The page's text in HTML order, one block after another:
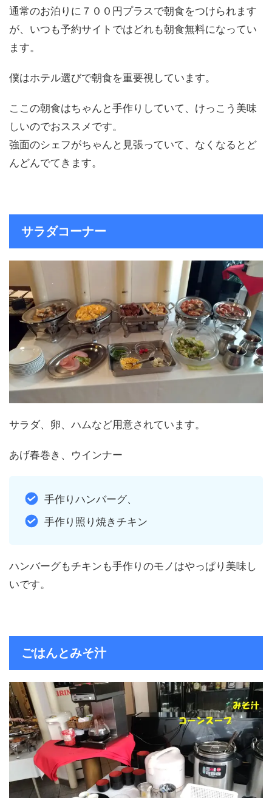
通常のお泊りに７００円プラスで朝食をつけられます
が、いつも予約サイトではどれも朝食無料になってい
ます。
僕はホテル選びで朝食を重要視しています。
ここの朝食はちゃんと手作りしていて、けっこう美味
しいのでおススメです。
強面のシェフがちゃんと見張っていて、なくなるとど
んどんでてきます。
サラダコーナー
サラダ、卵、ハムなど用意されています。
あげ春巻き、ウインナー
手作りハンバーグ、
手作り照り焼きチキン
ハンバーグもチキンも手作りのモノはやっぱり美味し
いです。
ごはんとみそ汁